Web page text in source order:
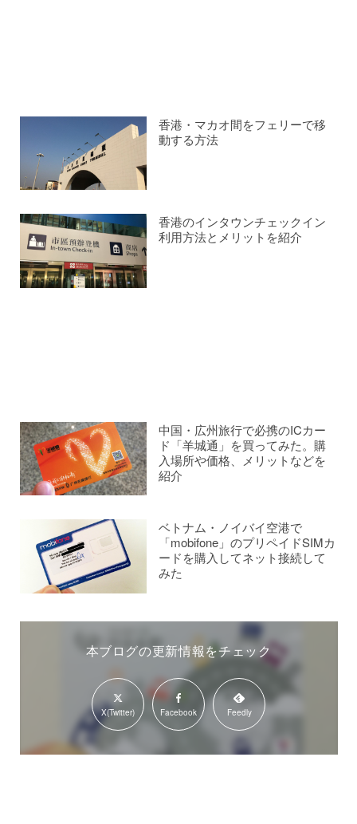
香港・マカオ間をフェリーで移
動する方法
香港のインタウンチェックイン
利用方法とメリットを紹介
中国・広州旅行で必携のICカー
ド「羊城通」を買ってみた。購
入場所や価格、メリットなどを
紹介
ベトナム・ノイバイ空港で
「mobifone」のプリペイドSIMカ
ードを購入してネット接続して
みた
本ブログの更新情報をチェック
X(Twitter) Facebook Feedly